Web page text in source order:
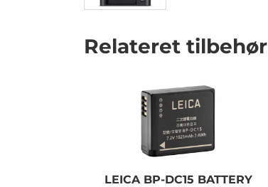
Relateret tilbehør
LEICA BP-DC15 BATTERY